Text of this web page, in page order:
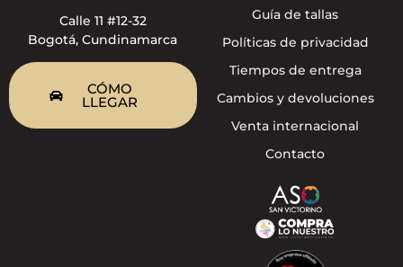
Calle 11 #12-32
Bogotá, Cundinamarca
CÓMO
LLEGAR
Guía de tallas
Políticas de privacidad
Tiempos de entrega
Cambios y devoluciones
Venta internacional
Contacto